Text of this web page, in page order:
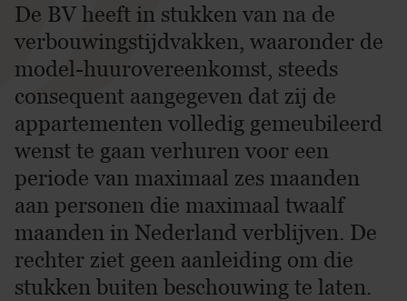
De BV heeft in stukken van na de
verbouwingstijdvakken, waaronder de
model-huurovereenkomst, steeds
consequent aangegeven dat zij de
appartementen volledig gemeubileerd
wenst te gaan verhuren voor een
periode van maximaal zes maanden
aan personen die maximaal twaalf
maanden in Nederland verblijven. De
rechter ziet geen aanleiding om die
stukken buiten beschouwing te laten.